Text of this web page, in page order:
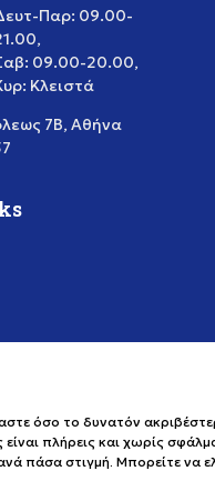
Παρ: 09.00-
09.00-20.00,
Κλειστά
7Β, Αθήνα
όσο το δυνατόν
είναι πλήρεις και χωρίς
πάσα στιγμή. Μπορείτε να